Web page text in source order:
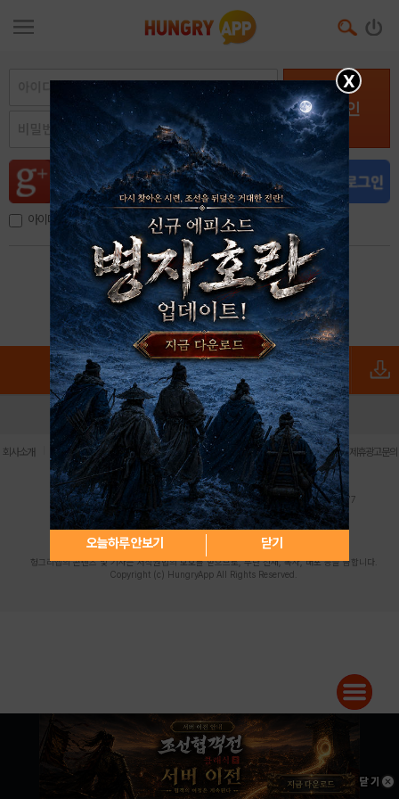
로그인
아이디, 이메일 저장
아이디 / 비밀번호 찾기 회원가입
X
오늘하루 안보기 닫기
로그인 PC버전 전체앱
회사소개 이용약관 | 개인정보 처리방침 | 청소년 보호정책 | 불법촬영물 신고센터 | 제휴광고문의
사업자등록번호:119-86-61101 (주)스마트나우 대표이사:송현두
주소: 서울시 금천구 가산디지털1로 171 연락처:063-284-8635 팩스:02-6265-0377
청소년보호책임자:김동욱desk@hungryapp.co.kr
등록번호:서울아02322 | 등록일자:2016년4월25일
발행인:(주)스마트나우 송현두 | 편집인:김동욱
헝그리앱의 콘텐츠 및 기사는 저작권법의 보호를 받으므로, 무단 전재, 복사, 배포 등을 금합니다.
Copyright (c) HungryApp All Rights Reserved.